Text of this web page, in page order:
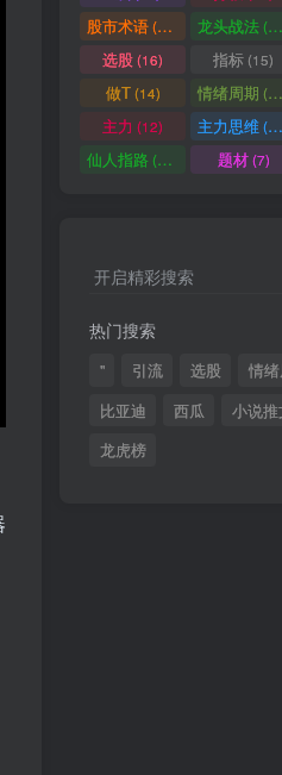
股市术语(21) 龙头战法(20)
选股(16) 指标 (15)
做T(14) 情绪周期 (14)
主力 (12) 主力思维(12)
仙人指路(10) 题材(7)
开启精彩搜索
热门搜索
" 引流 选股
情
比亚迪
西瓜 小说推
龙虎榜
热门文章 最新发布 随机推
超级简单！同花顺K线界面显示
2 股票打板、上板、封板、翘板、炸板是什么
短线交易必须要懂的术语有哪些？股票分
6 全程图解超详细！何为打板以